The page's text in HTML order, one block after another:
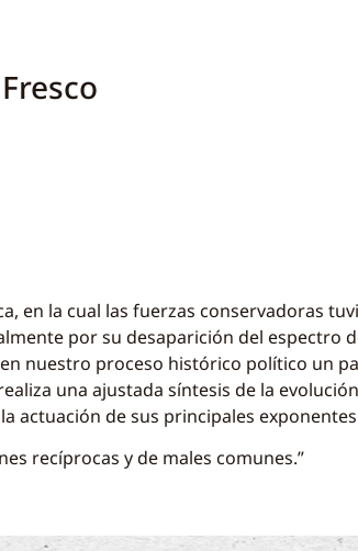
en la cual las fuerzas conservadoras
por su desaparición del espectro
nuestro proceso histórico político un
una ajustada síntesis de la
actuación de sus principales
recíprocas y de males comunes.”